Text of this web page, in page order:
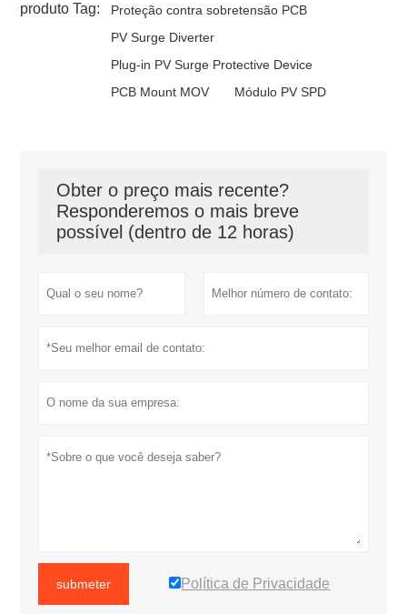
produto Tag:
Proteção contra sobretensão PCB
PV Surge Diverter
Plug-in PV Surge Protective Device
PCB Mount MOV
Módulo PV SPD
Obter o preço mais recente?
Responderemos o mais breve
possível (dentro de 12 horas)
submeter Política de Privacidade